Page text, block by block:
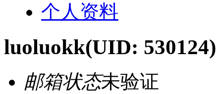
个人资料
luoluokk(UID: 530124)
邮箱状态未验证